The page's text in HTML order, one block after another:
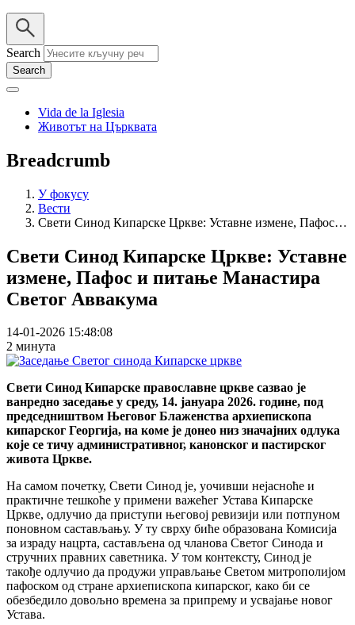
Search
Vida de la Iglesia
Животът на Църквата
Breadcrumb
У фокусу
Вести
Свети Синод Кипарске Цркве: Уставне измене, Пафос…
Свети Синод Кипарске Цркве: Уставне
измене, Пафос и питање Манастира
Светог Аввакума
14-01-2026 15:48:08
2 минута
Свети Синод Кипарске православне цркве сазвао је
ванредно заседање у среду, 14. јануара 2026. године, под
председништвом Његовог Блаженства архиепископа
кипарског Георгија, на коме је донео низ значајних одлука
које се тичу административног, канонског и пастирског
живота Цркве.
На самом почетку, Свети Синод је, уочивши нејасноће и
практичне тешкоће у примени важећег Устава Кипарске
Цркве, одлучио да приступи његовој ревизији или потпуном
поновном састављању. У ту сврху биће образована Комисија
за израду нацрта, састављена од чланова Светог Синода и
стручних правних саветника. У том контексту, Синод је
такође одлучио да продужи управљање Светом митрополијом
пафоском од стране архиепископа кипарског, како би се
обезбедило довољно времена за припрему и усвајање новог
Устава.